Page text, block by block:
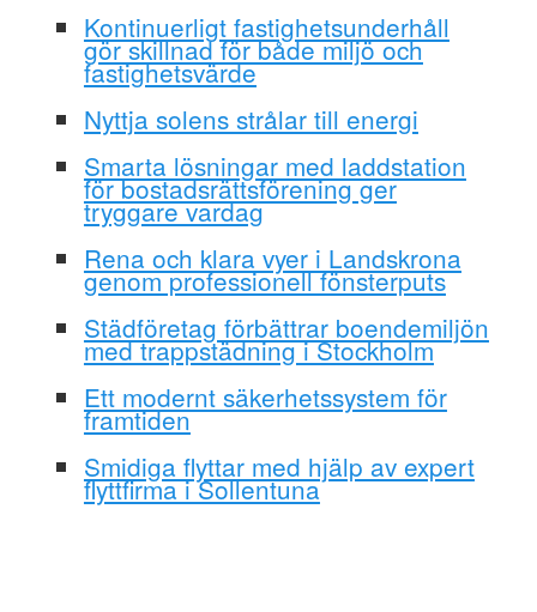
Kontinuerligt fastighetsunderhåll
gör skillnad för både miljö och
fastighetsvärde
Nyttja solens strålar till energi
Smarta lösningar med laddstation
för bostadsrättsförening ger
tryggare vardag
Rena och klara vyer i Landskrona
genom professionell fönsterputs
Städföretag förbättrar boendemiljön
med trappstädning i Stockholm
Ett modernt säkerhetssystem för
framtiden
Smidiga flyttar med hjälp av expert
flyttfirma i Sollentuna